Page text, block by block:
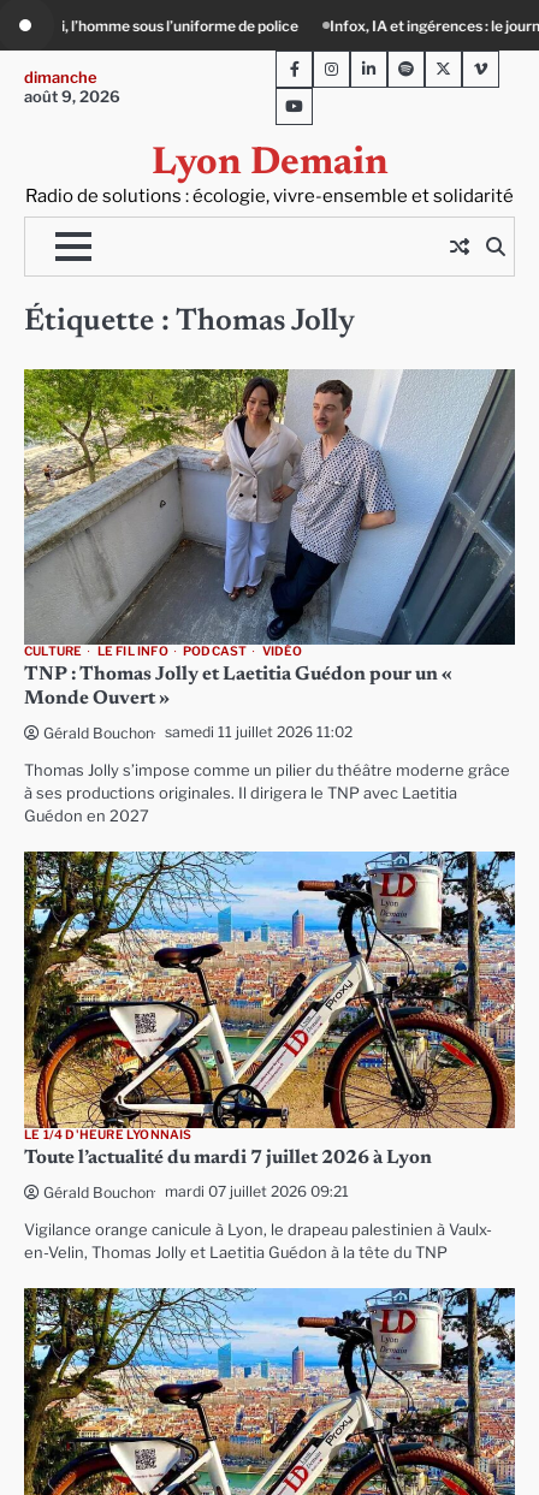
content
de police Infox, IA et ingérences : le journalisme peut-il encore lutter
dimanche
août 9, 2026
Lyon Demain
Radio de solutions : écologie, vivre-ensemble et solidarité
FacebookInstagram
LinkedInSpotifyTwitterViméo
Youtube
Étiquette : Thomas Jolly
CULTURE LE FIL INFO PODCAST VIDÉO
TNP : Thomas Jolly et Laetitia Guédon pour un «
Monde Ouvert »
Gérald Bouchon samedi 11 juillet 2026 11:02
Thomas Jolly s’impose comme un pilier du théâtre moderne grâce
à ses productions originales. Il dirigera le TNP avec Laetitia
Guédon en 2027
LE 1/4 D'HEURE LYONNAIS
Toute l’actualité du mardi 7 juillet 2026 à Lyon
Gérald Bouchon mardi 07 juillet 2026 09:21
Vigilance orange canicule à Lyon, le drapeau palestinien à Vaulx-
en-Velin, Thomas Jolly et Laetitia Guédon à la tête du TNP